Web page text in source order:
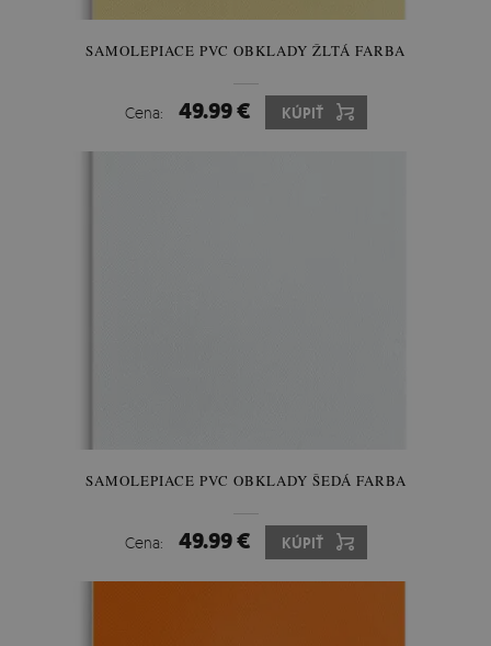
SAMOLEPIACE PVC OBKLADY ŽLTÁ FARBA
Cena: 49.99 € KÚPIŤ
SAMOLEPIACE PVC OBKLADY ŠEDÁ FARBA
Cena: 49.99 € KÚPIŤ